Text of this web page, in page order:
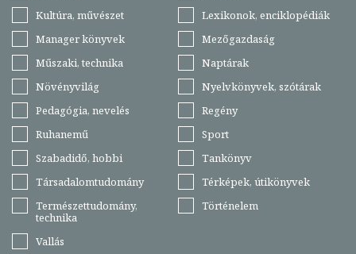
Kultúra, művészet
Lexikonok, enciklopédiák
Manager könyvek
Mezőgazdaság
Műszaki, technika
Naptárak
Növényvilág
Nyelvkönyvek, szótárak
Pedagógia, nevelés
Regény
Ruhanemű
Sport
Szabadidő, hobbi
Tankönyv
Társadalomtudomány
Térképek, útikönyvek
Természettudomány,
technika
Történelem
Vallás